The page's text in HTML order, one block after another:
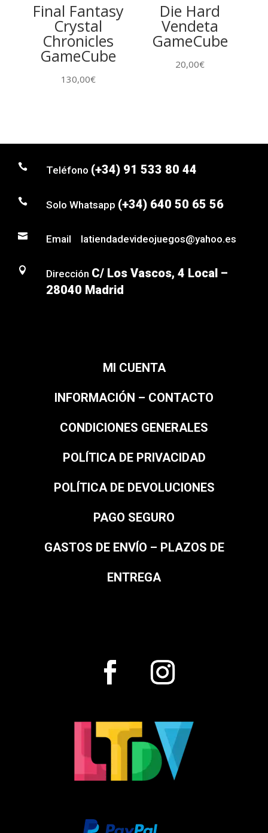
Final Fantasy
Crystal
Chronicles
GameCube
130,00€
Die Hard
Vendeta
GameCube
20,00€
 Teléfono (+34) 91 533 80 44
 Solo Whatsapp (+34) 640 50 65 56
 Email latiendadevideojuegos@yahoo.es
 Dirección C/ Los Vascos, 4 Local –
28040 Madrid
MI CUENTA
INFORMACIÓN – CONTACTO
CONDICIONES GENERALES
POLÍTICA DE PRIVACIDAD
POLÍTICA DE DEVOLUCIONES
PAGO SEGURO
GASTOS DE ENVÍO – PLAZOS DE
ENTREGA